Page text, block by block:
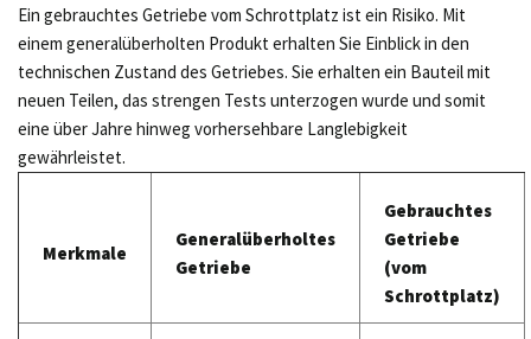
Ein gebrauchtes Getriebe vom Schrottplatz ist ein Risiko. Mit
einem generalüberholten Produkt erhalten Sie Einblick in den
technischen Zustand des Getriebes. Sie erhalten ein Bauteil mit
neuen Teilen, das strengen Tests unterzogen wurde und somit
eine über Jahre hinweg vorhersehbare Langlebigkeit
gewährleistet.
Merkmale
Generalüberholtes
Getriebe
Gebrauchtes
Getriebe
(vom
Schrottplatz)